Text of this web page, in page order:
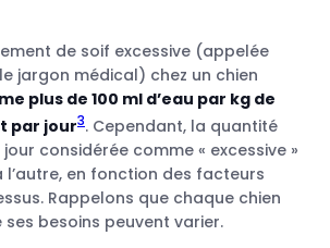
de soif excessive (appelée
jargon médical) chez un chien
plus de 100 ml d’eau par kg de
par jour3. Cependant, la quantité
considérée comme « excessive »
l’autre, en fonction des facteurs
Rappelons que chaque chien
besoins peuvent varier.